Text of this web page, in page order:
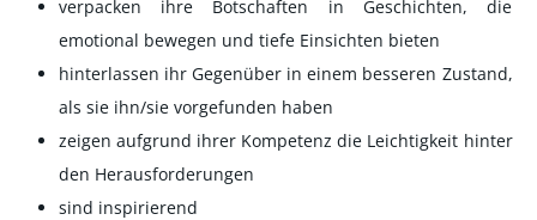
verpacken ihre Botschaften in Geschichten, die
emotional bewegen und tiefe Einsichten bieten
hinterlassen ihr Gegenüber in einem besseren Zustand,
als sie ihn/sie vorgefunden haben
zeigen aufgrund ihrer Kompetenz die Leichtigkeit hinter
den Herausforderungen
sind inspirierend